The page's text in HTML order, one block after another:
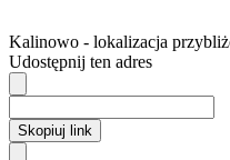
Kalinowo - lokalizacja
Udostępnij ten adres
Skopiuj link